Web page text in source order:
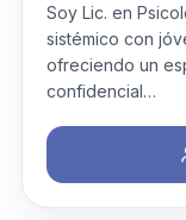
Soy Lic. en
sistémico con
ofreciendo un
confidencial…